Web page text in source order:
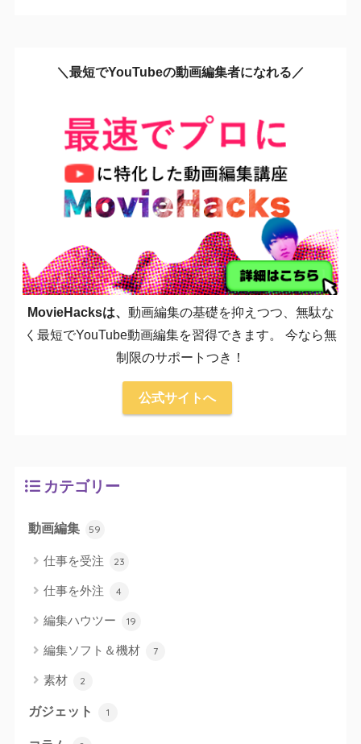
＼最短でYouTubeの動画編集者になれる／
MovieHacksは、 動画編集の基礎を抑えつつ、無駄な
く最短でYouTube動画編集を習得できます。 今なら無
制限のサポートつき！
公式サイトへ
カテゴリー
動画編集 59
仕事を受注 23
仕事を外注 4
編集ハウツー 19
編集ソフト＆機材 7
素材 2
ガジェット 1